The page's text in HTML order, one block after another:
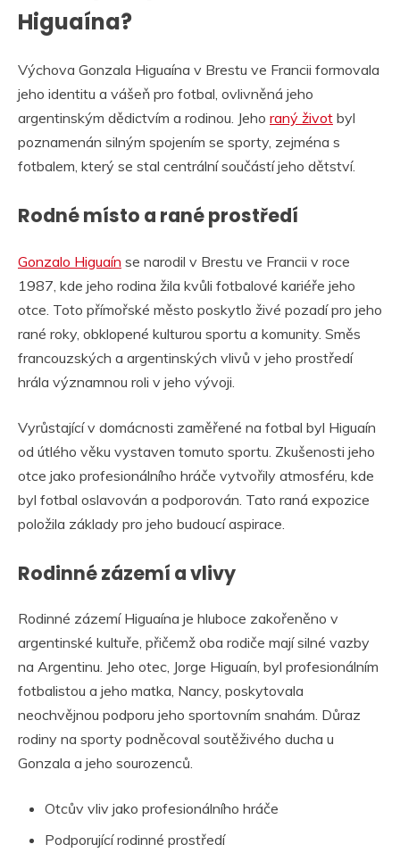
Higuaína?
Výchova Gonzala Higuaína v Brestu ve Francii formovala
jeho identitu a vášeň pro fotbal, ovlivněná jeho
argentinským dědictvím a rodinou. Jeho raný život byl
poznamenán silným spojením se sporty, zejména s
fotbalem, který se stal centrální součástí jeho dětství.
Rodné místo a rané prostředí
Gonzalo Higuaín se narodil v Brestu ve Francii v roce
1987, kde jeho rodina žila kvůli fotbalové kariéře jeho
otce. Toto přímořské město poskytlo živé pozadí pro jeho
rané roky, obklopené kulturou sportu a komunity. Směs
francouzských a argentinských vlivů v jeho prostředí
hrála významnou roli v jeho vývoji.
Vyrůstající v domácnosti zaměřené na fotbal byl Higuaín
od útlého věku vystaven tomuto sportu. Zkušenosti jeho
otce jako profesionálního hráče vytvořily atmosféru, kde
byl fotbal oslavován a podporován. Tato raná expozice
položila základy pro jeho budoucí aspirace.
Rodinné zázemí a vlivy
Rodinné zázemí Higuaína je hluboce zakořeněno v
argentinské kultuře, přičemž oba rodiče mají silné vazby
na Argentinu. Jeho otec, Jorge Higuaín, byl profesionálním
fotbalistou a jeho matka, Nancy, poskytovala
neochvějnou podporu jeho sportovním snahám. Důraz
rodiny na sporty podněcoval soutěživého ducha u
Gonzala a jeho sourozenců.
Otcův vliv jako profesionálního hráče
Podporující rodinné prostředí